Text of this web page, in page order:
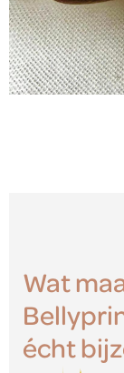
Wat
écht